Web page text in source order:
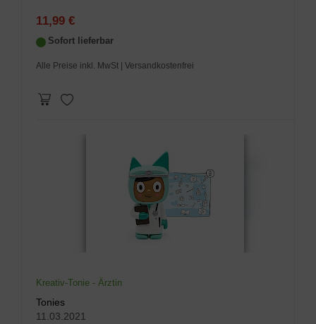
11,99 €
Sofort lieferbar
Alle Preise inkl. MwSt | Versandkostenfrei
Kreativ-Tonie - Ärztin
Tonies
11.03.2021